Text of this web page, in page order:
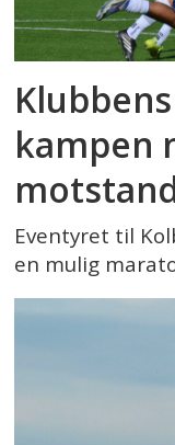
kampen
Eventyret til
en mulig